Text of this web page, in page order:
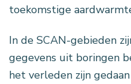
toekomstige
In de SCAN-gebieden
gegevens uit boringen
het verleden zijn